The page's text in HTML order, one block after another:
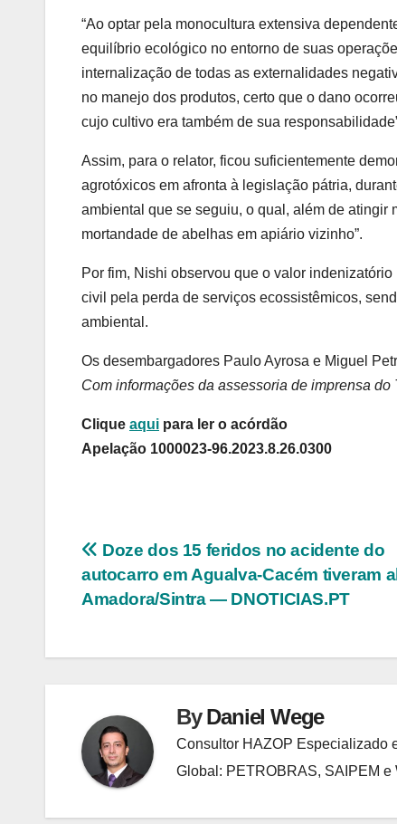
“Ao optar pela monocultura extensiva
equilíbrio ecológico no entorno de suas
internalização de todas as externalidades
no manejo dos produtos, certo que o dano
cujo cultivo era também de sua
Assim, para o relator, ficou suficientemente
agrotóxicos em afronta à legislação pátria,
ambiental que se seguiu, o qual, além de atingir
mortandade de abelhas em apiário vizinho”.
Por fim, Nishi observou que o valor
civil pela perda de serviços ecossistêmicos,
ambiental.
Os desembargadores Paulo Ayrosa e Miguel
Com informações da assessoria de imprensa do
Clique aqui para ler o acórdão
Apelação 1000023-96.2023.8.26.0300
Navegação
de
Doze dos 15 feridos no acidente do
autocarro em Agualva-Cacém tiveram
Amadora/Sintra — DNOTICIAS.PT
ByDaniel Wege
Consultor HAZOP Especializado
Global: PETROBRAS, SAIPEM e